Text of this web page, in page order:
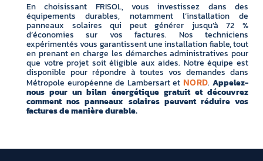
En choisissant FRISOL, vous investissez dans des
équipements durables, notamment l’installation de
panneaux solaires qui peut générer jusqu’à 72 %
d’économies sur vos factures. Nos techniciens
expérimentés vous garantissent une installation fiable, tout
en prenant en charge les démarches administratives pour
que votre projet soit éligible aux aides. Notre équipe est
disponible pour répondre à toutes vos demandes dans
Métropole européenne de Lambersart et NORD.Appelez-
nous pour un bilan énergétique gratuit et découvrez
comment nos panneaux solaires peuvent réduire vos
factures de manière durable.